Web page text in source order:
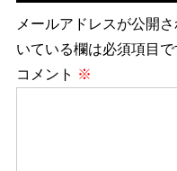
メールアドレスが公開
いている欄は必須項目で
コメント ※